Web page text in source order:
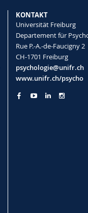
KONTAKT
Universität Freiburg
Departement für
Rue P.-A.-de-Faucigny 2
CH-1701 Freiburg
psychologie@unifr.ch
www.unifr.ch/psycho